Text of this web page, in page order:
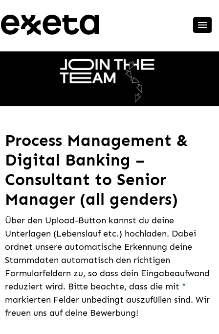
Process Management &
Digital Banking –
Consultant to Senior
Manager (all genders)
Über den Upload-Button kannst du deine
Unterlagen (Lebenslauf etc.) hochladen. Dabei
ordnet unsere automatische Erkennung deine
Stammdaten automatisch den richtigen
Formularfeldern zu, so dass dein Eingabeaufwand
reduziert wird. Bitte beachte, dass die mit *
markierten Felder unbedingt auszufüllen sind. Wir
freuen uns auf deine Bewerbung!